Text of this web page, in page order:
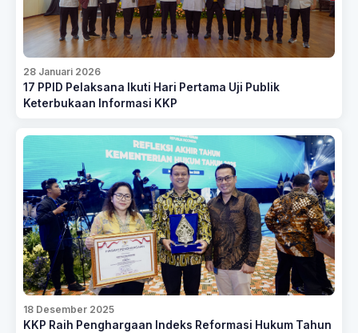
28 Januari 2026
17 PPID Pelaksana Ikuti Hari Pertama Uji Publik
Keterbukaan Informasi KKP
18 Desember 2025
KKP Raih Penghargaan Indeks Reformasi Hukum Tahun